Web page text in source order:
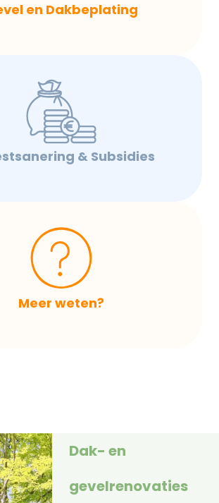
en Dakbeplating
& Subsidies
Meer weten?
Dak- en
gevelrenovaties